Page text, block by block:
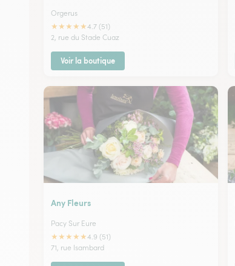
Orgerus
★★★★★4.7 (51)
2, rue du Stade Cuaz
Voir la boutique
Any Fleurs
Pacy Sur Eure
★★★★★4.9 (51)
71, rue Isambard